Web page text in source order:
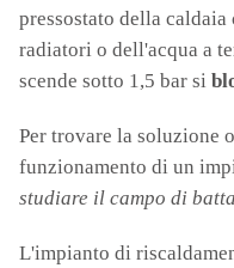
pressostato della
radiatori o dell'acqua a
scende sotto 1,5 bar si
Per trovare la soluzione
funzionamento di un
studiare il campo di
L'impianto di